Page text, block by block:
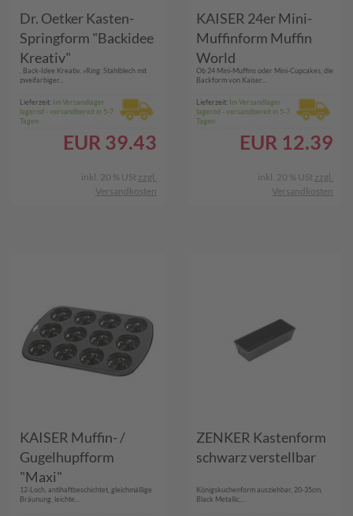
Dr. Oetker Kasten-
Springform "Backidee
Kreativ"
, Back-Idee Kreativ, »Ring: Stahlblech mit
zweifarbiger...
Lieferzeit: Im Versandlager
lagernd - versandbereit in 5-7
Tagen
EUR 39.43
inkl. 20 % USt zzgl.
Versandkosten
KAISER 24er Mini-
Muffinform Muffin
World
Ob 24 Mini-Muffins oder Mini-Cupcakes, die
Backform von Kaiser...
Lieferzeit: Im Versandlager
lagernd - versandbereit in 5-7
Tagen
EUR 12.39
inkl. 20 % USt zzgl.
Versandkosten
KAISER Muffin- /
Gugelhupfform
"Maxi"
12-Loch, antihaftbeschichtet, gleichmäßige
Bräunung, leichte...
ZENKER Kastenform
schwarz verstellbar
Königskuchenform ausziehbar, 20-35cm,
Black Metallic,...